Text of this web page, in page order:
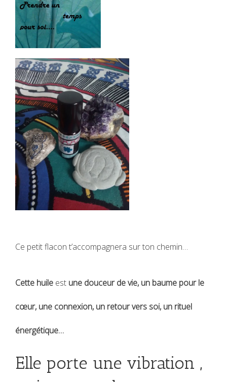
Ce petit flacon t’accompagnera sur ton chemin…
Cette huile est une douceur de vie, un baume pour le
cœur, une connexion, un retour vers soi, un rituel
énergétique…
​Elle porte une vibration ,